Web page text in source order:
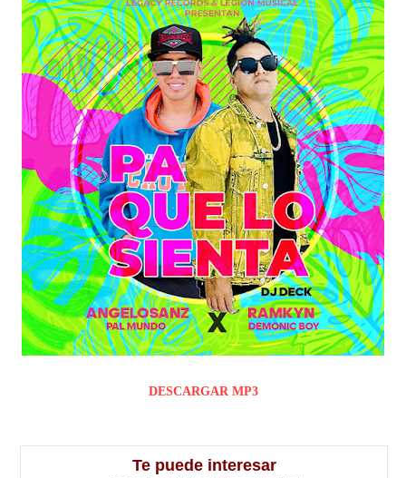
DESCARGAR MP3
Te puede interesar